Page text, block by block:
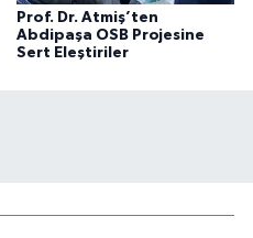
Prof. Dr. Atmiş’ten
Abdipaşa OSB Projesine
Sert Eleştiriler